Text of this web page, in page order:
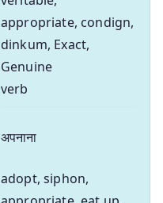
appropriate, condign,
dinkum, Exact,
Genuine
verb
अपनाना
adopt, siphon,